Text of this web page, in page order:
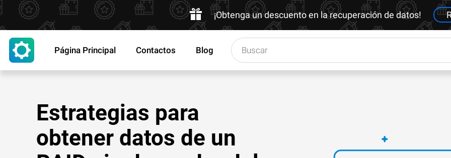
¡Obtenga un descuento en la recuperación de datos!
Página Principal Contactos Blog
Estrategias para
obtener datos de un